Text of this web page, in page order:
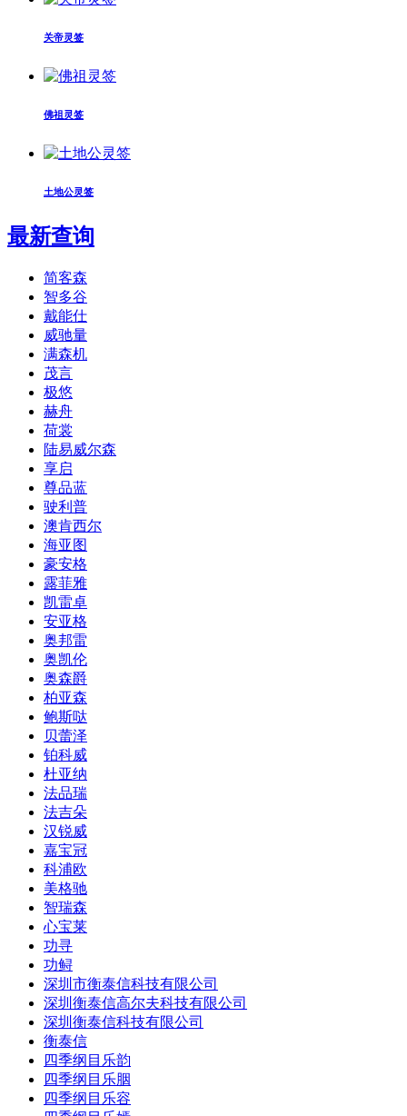
关帝灵签
佛祖灵签
土地公灵签
最新查询
简客森
智多谷
戴能仕
威驰量
满森机
茂言
极悠
赫舟
荷裳
陆易威尔森
享启
尊品蓝
驶利普
澳肯西尔
海亚图
豪安格
露菲雅
凯雷卓
安亚格
奥邦雷
奥凯伦
奥森爵
柏亚森
鲍斯哒
贝蕾泽
铂科威
杜亚纳
法品瑞
法吉朵
汉锐威
嘉宝冠
科浦欧
美格驰
智瑞森
心宝莱
功寻
功鲟
深圳市衡泰信科技有限公司
深圳衡泰信高尔夫科技有限公司
深圳衡泰信科技有限公司
衡泰信
四季纲目乐韵
四季纲目乐胭
四季纲目乐容